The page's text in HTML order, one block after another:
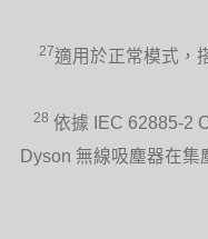
27適用於正常模式，
28 依據 IEC 62885-2
Dyson 無線吸塵器在集